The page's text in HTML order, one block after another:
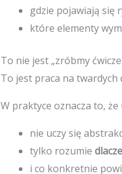
gdzie pojawiają się
które elementy
To nie jest „zróbmy
To jest praca na twardych
W praktyce oznacza to, że
nie uczy się
tylko rozumie
i co konkretnie